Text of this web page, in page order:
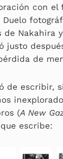
con el
Nakahira
justo
de
de escribir,
(A New
escribe: